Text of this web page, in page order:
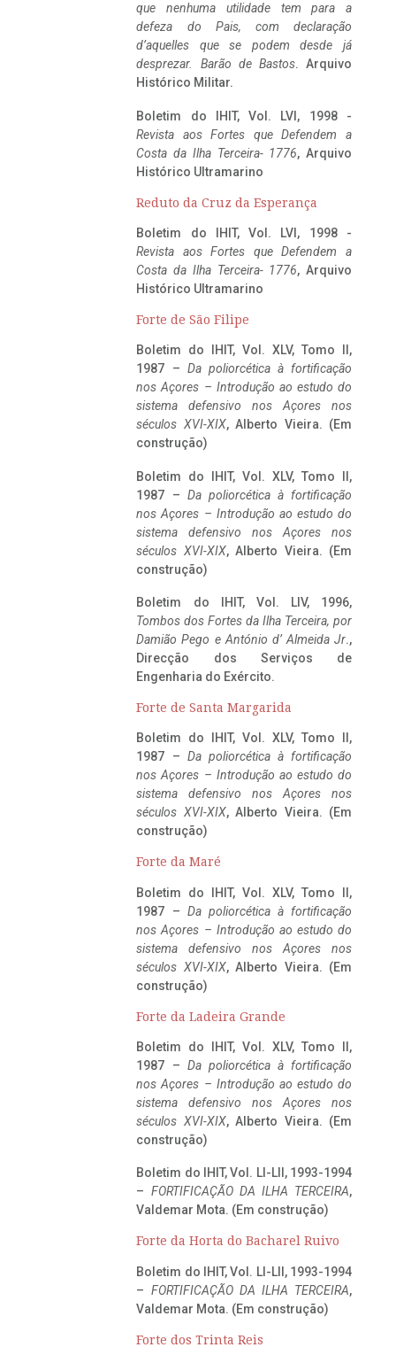
que nenhuma utilidade tem para a
defeza do Pais, com declaração
d’aquelles que se podem desde já
desprezar. Barão de Bastos. Arquivo
Histórico Militar.
Boletim do IHIT, Vol. LVI, 1998 -
Revista aos Fortes que Defendem a
Costa da Ilha Terceira- 1776, Arquivo
Histórico Ultramarino
Reduto da Cruz da Esperança
Boletim do IHIT, Vol. LVI, 1998 -
Revista aos Fortes que Defendem a
Costa da Ilha Terceira- 1776, Arquivo
Histórico Ultramarino
Forte de São Filipe
Boletim do IHIT, Vol. XLV, Tomo II,
1987 – Da poliorcética à fortificação
nos Açores – Introdução ao estudo do
sistema defensivo nos Açores nos
séculos XVI-XIX, Alberto Vieira. (Em
construção)
Boletim do IHIT, Vol. XLV, Tomo II,
1987 – Da poliorcética à fortificação
nos Açores – Introdução ao estudo do
sistema defensivo nos Açores nos
séculos XVI-XIX, Alberto Vieira. (Em
construção)
Boletim do IHIT, Vol. LIV, 1996,
Tombos dos Fortes da Ilha Terceira, por
Damião Pego e António d’ Almeida Jr.,
Direcção dos Serviços de
Engenharia do Exército.
Forte de Santa Margarida
Boletim do IHIT, Vol. XLV, Tomo II,
1987 – Da poliorcética à fortificação
nos Açores – Introdução ao estudo do
sistema defensivo nos Açores nos
séculos XVI-XIX, Alberto Vieira. (Em
construção)
Forte da Maré
Boletim do IHIT, Vol. XLV, Tomo II,
1987 – Da poliorcética à fortificação
nos Açores – Introdução ao estudo do
sistema defensivo nos Açores nos
séculos XVI-XIX, Alberto Vieira. (Em
construção)
Forte da Ladeira Grande
Boletim do IHIT, Vol. XLV, Tomo II,
1987 – Da poliorcética à fortificação
nos Açores – Introdução ao estudo do
sistema defensivo nos Açores nos
séculos XVI-XIX, Alberto Vieira. (Em
construção)
Boletim do IHIT, Vol. LI-LII, 1993-1994
– FORTIFICAÇÃO DA ILHA TERCEIRA,
Valdemar Mota. (Em construção)
Forte da Horta do Bacharel Ruivo
Boletim do IHIT, Vol. LI-LII, 1993-1994
– FORTIFICAÇÃO DA ILHA TERCEIRA,
Valdemar Mota. (Em construção)
Forte dos Trinta Reis